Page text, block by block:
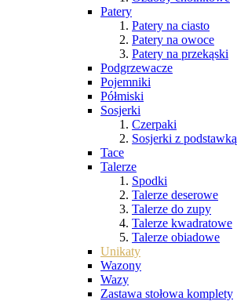
Patery
Patery na ciasto
Patery na owoce
Patery na przekąski
Podgrzewacze
Pojemniki
Półmiski
Sosjerki
Czerpaki
Sosjerki z podstawką
Tace
Talerze
Spodki
Talerze deserowe
Talerze do zupy
Talerze kwadratowe
Talerze obiadowe
Unikaty
Wazony
Wazy
Zastawa stołowa komplety